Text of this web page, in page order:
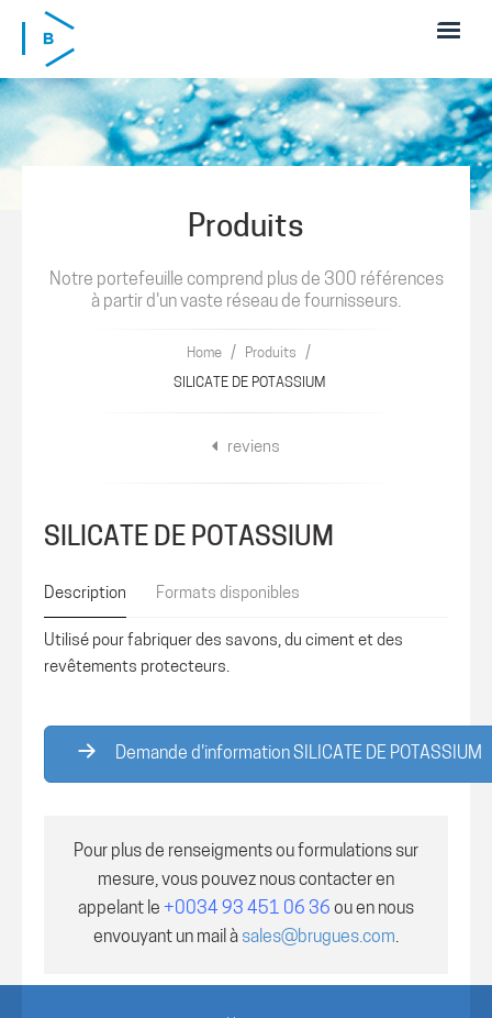
Skip to main content
Produits
Notre portefeuille comprend plus de 300 références
à partir d'un vaste réseau de fournisseurs.
Home / Produits /
SILICATE DE POTASSIUM
reviens
SILICATE DE POTASSIUM
Description Formats disponibles
Utilisé pour fabriquer des savons, du ciment et des
revêtements protecteurs.
Demande d'information SILICATE DE POTASSIUM
Pour plus de renseigments ou formulations sur
mesure, vous pouvez nous contacter en
appelant le +0034 93 451 06 36 ou en nous
envouyant un mail à sales@brugues.com.